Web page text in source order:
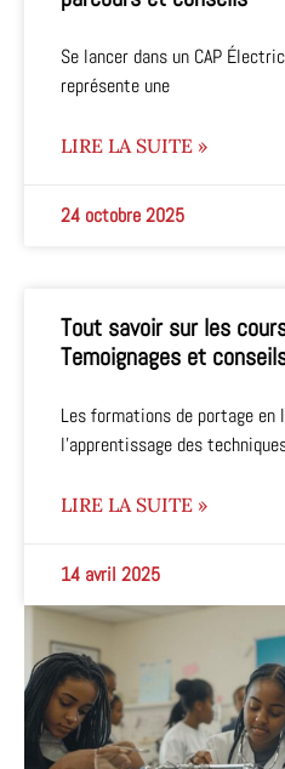
Se lancer dans un CAP
représente une
LIRE LA SUITE »
24 octobre 2025
Tout savoir sur les
Temoignages et
Les formations de portage en
l'apprentissage des
LIRE LA SUITE »
14 avril 2025